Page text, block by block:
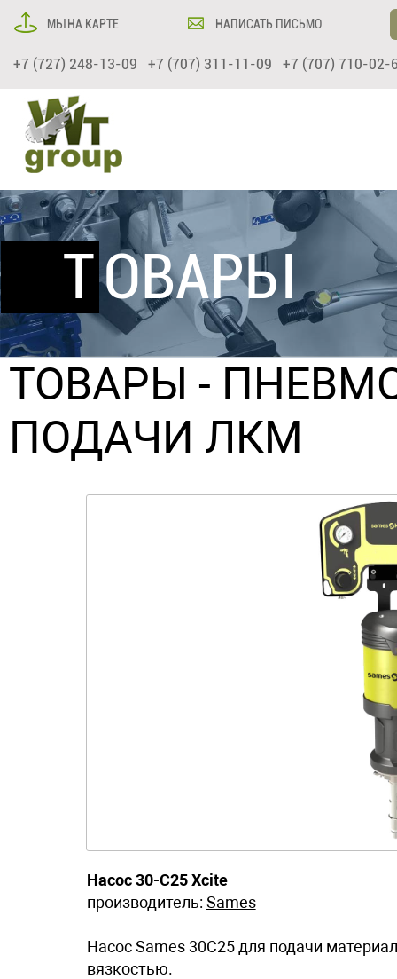
МЫ НА КАРТЕ НАПИСАТЬ ПИСЬМО
+7 (727) 248-13-09 +7 (707) 311-11-09 +7 (707) 710-02-
ТОВАРЫ
ТОВАРЫ -
ПОДАЧИ ЛКМ
Насос 30-C25 Xcite
производитель: Sames
Насос Sames 30C25 для подачи
вязкостью.